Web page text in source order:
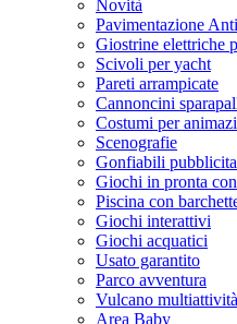
Novità
Pavimentazione
Giostrine elettriche
Scivoli per yacht
Pareti arrampicate
Cannoncini
Costumi per
Scenografie
Gonfiabili
Giochi in pronta
Piscina con
Giochi interattivi
Giochi acquatici
Usato garantito
Parco avventura
Vulcano multiattività
Area Baby